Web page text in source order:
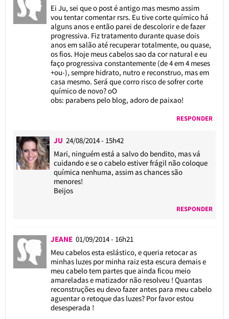
Ei Ju, sei que o post é antigo mas mesmo assim
vou tentar comentar rsrs. Eu tive corte químico há
alguns anos e então parei de descolorir e de fazer
progressiva. Fiz tratamento durante quase dois
anos em salão até recuperar totalmente, ou quase,
os fios. Hoje meus cabelos sao da cor natural e eu
faço progressiva constantemente (de 4 em 4 meses
+ou-), sempre hidrato, nutro e reconstruo, mas em
casa mesmo. Será que corro risco de sofrer corte
químico de novo? oO
obs: parabens pelo blog, adoro de paixao!
RESPONDER
JU 24/08/2014 - 15h42
Mari, ninguém está a salvo do bendito, mas vá
cuidando e se o cabelo estiver frágil não coloque
química nenhuma, assim as chances são
menores!
Beijos
RESPONDER
JEANE 01/09/2014 - 16h21
Meu cabelos esta eslástico, e queria retocar as
minhas luzes por minha raiz esta escura demais e
meu cabelo tem partes que ainda ficou meio
amareladas e matizador não resolveu ! Quantas
reconstruções eu devo fazer antes para meu cabelo
aguentar o retoque das luzes? Por favor estou
desesperada !